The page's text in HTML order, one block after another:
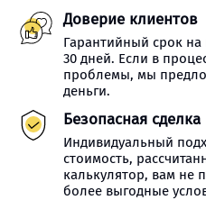
Доверие клиентов
Гарантийный срок
30 дней. Если в
проблемы, мы
деньги.
Безопасная сделка
Индивидуальный
стоимость,
калькулятор, вам не
более выгодные